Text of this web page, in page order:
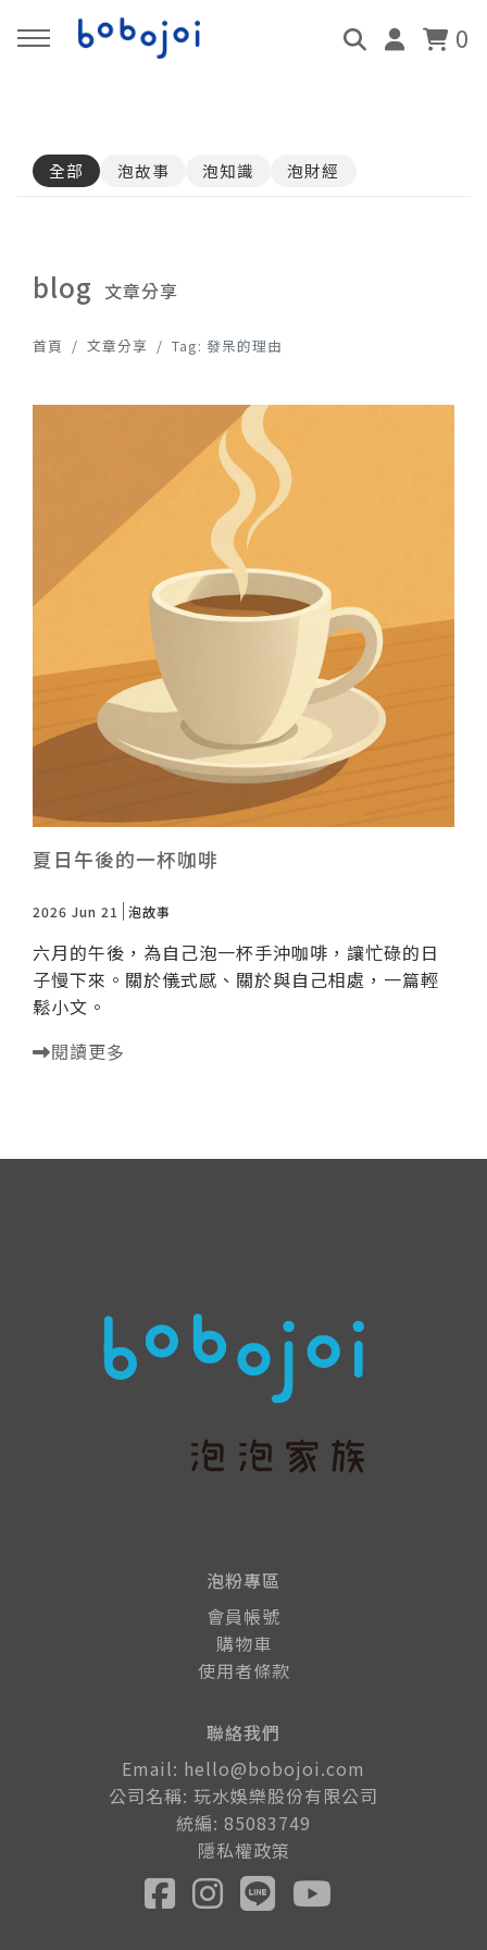
0
品牌介紹
媒體新聞
服務項目
泡泡故事屋
超級史萊姆 DIY
迎賓大泡泡套人
華麗舞蹈泡泡秀
線上課程
即將上架課程
泡泡探索
泡知識
泡財經
報名預約
預約服務
影音頻道
泡泡歌曲
泡劇場動畫
合作邀約
聯絡我們
全部 泡故事 泡知識 泡財經
blog 文章分享
首頁 文章分享 Tag: 發呆的理由
夏日午後的一杯咖啡
2026 Jun 21 泡故事
六月的午後，為自己泡一杯手沖咖啡，讓忙碌的日
子慢下來。關於儀式感、關於與自己相處，一篇輕
鬆小文。
閱讀更多
泡粉專區
會員帳號
購物車
使用者條款
聯絡我們
Email: hello@bobojoi.com
公司名稱: 玩水娛樂股份有限公司
統編: 85083749
隱私權政策